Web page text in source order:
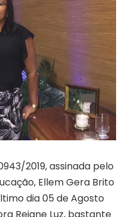
2019, assinada pelo
Ellem Gera Brito
dia 05 de Agosto
Rejane Luz, bastante